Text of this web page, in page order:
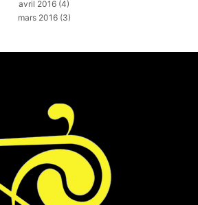
avril 2016 (4)
mars 2016(3)